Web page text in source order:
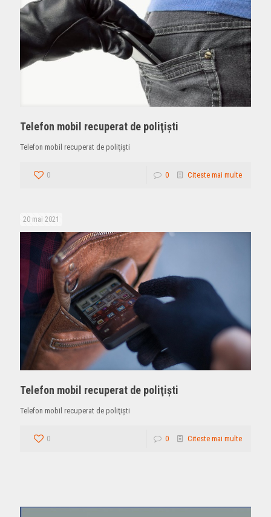
Telefon mobil recuperat de poliţişti
Telefon mobil recuperat de poliţişti
0 0 Citeste mai multe
20 mai 2021
Telefon mobil recuperat de poliţişti
Telefon mobil recuperat de poliţişti
0 0 Citeste mai multe